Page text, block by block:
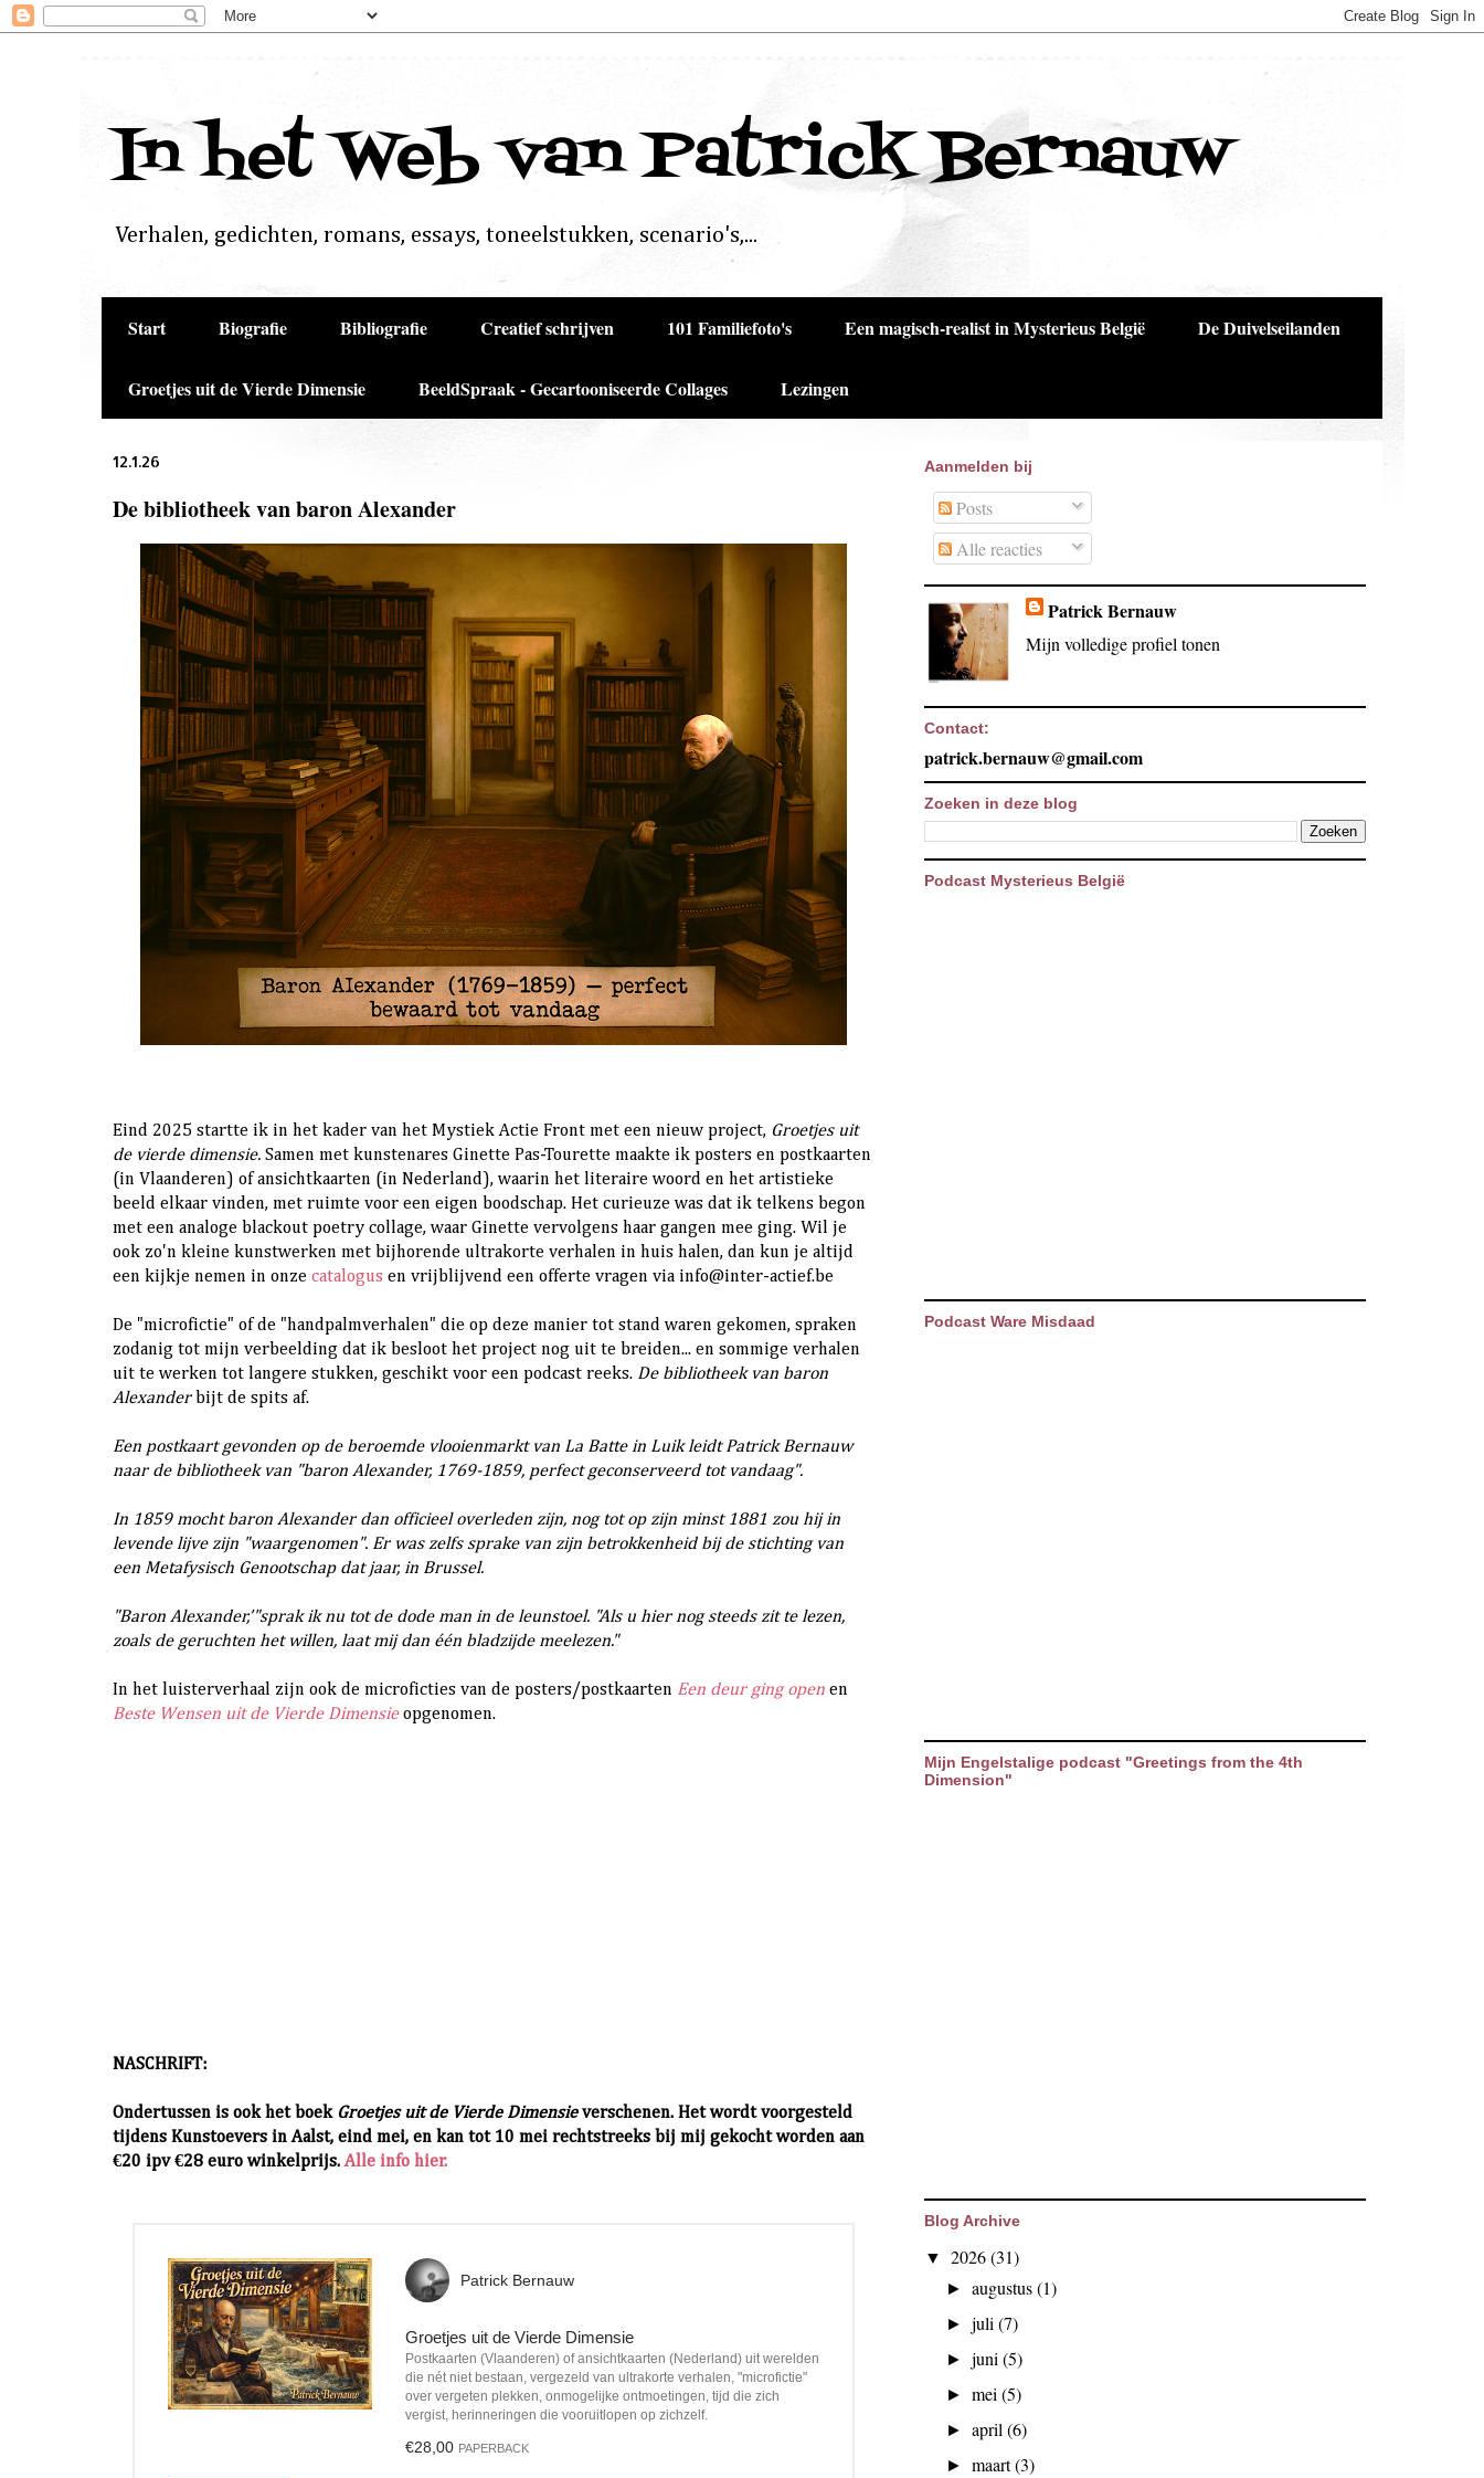
In het Web van Patrick Bernauw
Verhalen, gedichten, romans, essays, toneelstukken, scenario's,...
Start Biografie Bibliografie Creatief schrijven 101 Familiefoto's Een magisch-realist in Mysterieus België De Duivelseilanden
Groetjes uit de Vierde Dimensie BeeldSpraak - Gecartooniseerde Collages Lezingen
12.1.26
De bibliotheek van baron Alexander
Eind 2025 startte ik in het kader van het Mystiek Actie Front met een nieuw project, Groetjes uit
de vierde dimensie. Samen met kunstenares Ginette Pas-Tourette maakte ik posters en postkaarten
(in Vlaanderen) of ansichtkaarten (in Nederland), waarin het literaire woord en het artistieke
beeld elkaar vinden, met ruimte voor een eigen boodschap. Het curieuze was dat ik telkens begon
met een analoge blackout poetry collage, waar Ginette vervolgens haar gangen mee ging. Wil je
ook zo'n kleine kunstwerken met bijhorende ultrakorte verhalen in huis halen, dan kun je altijd
een kijkje nemen in onze catalogus en vrijblijvend een offerte vragen via info@inter-actief.be
De "microfictie" of de "handpalmverhalen" die op deze manier tot stand waren gekomen, spraken
zodanig tot mijn verbeelding dat ik besloot het project nog uit te breiden... en sommige verhalen
uit te werken tot langere stukken, geschikt voor een podcast reeks. De bibliotheek van baron
Alexanderbijt de spits af.
Een postkaart gevonden op de beroemde vlooienmarkt van La Batte in Luik leidt Patrick Bernauw
naar de bibliotheek van "baron Alexander, 1769-1859, perfect geconserveerd tot vandaag".
In 1859 mocht baron Alexander dan officieel overleden zijn, nog tot op zijn minst 1881 zou hij in
levende lijve zijn "waargenomen". Er was zelfs sprake van zijn betrokkenheid bij de stichting van
een Metafysisch Genootschap dat jaar, in Brussel.
"Baron Alexander,’"sprak ik nu tot de dode man in de leunstoel. "Als u hier nog steeds zit te lezen,
zoals de geruchten het willen, laat mij dan één bladzijde meelezen."
In het luisterverhaal zijn ook de microficties van de posters/postkaarten Een deur ging open en
Beste Wensen uit de Vierde Dimensieopgenomen.
NASCHRIFT:
Ondertussen is ook het boek Groetjes uit de Vierde Dimensieverschenen. Het wordt voorgesteld
tijdens Kunstoevers in Aalst, eind mei, en kan tot 10 mei rechtstreeks bij mij gekocht worden aan
€20 ipv €28 euro winkelprijs.Alle info hier.
Patrick Bernauw
Groetjes uit de Vierde Dimensie
Postkaarten (Vlaanderen) of ansichtkaarten (Nederland) uit werelden
die nét niet bestaan, vergezeld van ultrakorte verhalen, "microfictie"
over vergeten plekken, onmogelijke ontmoetingen, tijd die zich
vergist, herinneringen die vooruitlopen op zichzelf.
€28,00 PAPERBACK
Aanmelden bij
Posts
Alle reacties
Patrick Bernauw
Mijn volledige profiel tonen
Contact:
patrick.bernauw@gmail.com
Zoeken in deze blog
Podcast Mysterieus België
Podcast Ware Misdaad
Mijn Engelstalige podcast "Greetings from the 4th
Dimension"
Blog Archive
▼ 2026(31)
►augustus(1)
►juli(7)
►juni(5)
►mei(5)
►april(6)
►maart(3)